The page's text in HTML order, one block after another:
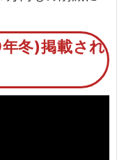
冬)掲載され